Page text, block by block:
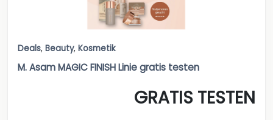
Deals, Beauty, Kosmetik
M. Asam MAGIC FINISH Linie gratis testen
GRATIS TESTEN